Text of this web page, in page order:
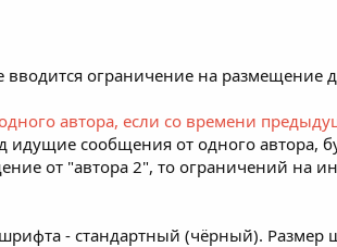
ограничение на
автора, если со времени
сообщения от одного автора,
от "автора 2", то ограничений на
- стандартный (чёрный).